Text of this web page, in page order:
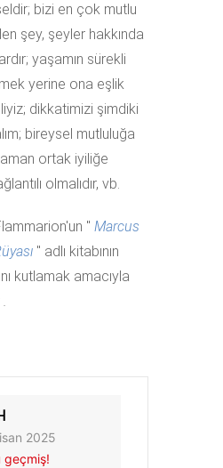
bizi en çok mutlu
şey, şeyler hakkında
yaşamın sürekli
yerine ona eşlik
dikkatimizi şimdiki
bireysel mutluluğa
ortak iyiliğe
olmalıdır, vb.
" Marcus
" adlı kitabının
kutlamak amacıyla
.
2025
geçmiş!